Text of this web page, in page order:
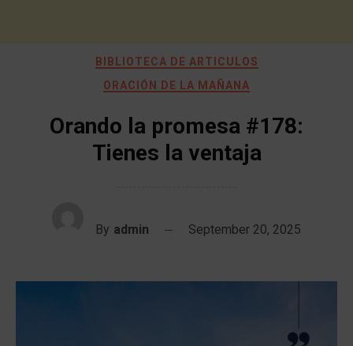
BIBLIOTECA DE ARTICULOS
ORACIÓN DE LA MAÑANA
Orando la promesa #178:
Tienes la ventaja
By admin September 20, 2025